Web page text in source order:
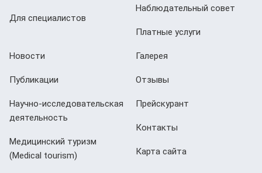
Для специалистов
Наблюдательный совет
Платные услуги
Новости
Публикации
Научно-исследовательская
деятельность
Медицинский туризм
(Мedical tourism)
Галерея
Отзывы
Прейскурант
Контакты
Карта сайта